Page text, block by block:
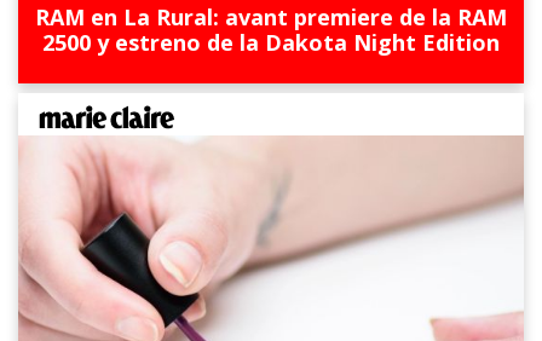
RAM en La Rural: avant premiere de la RAM
2500 y estreno de la Dakota Night Edition